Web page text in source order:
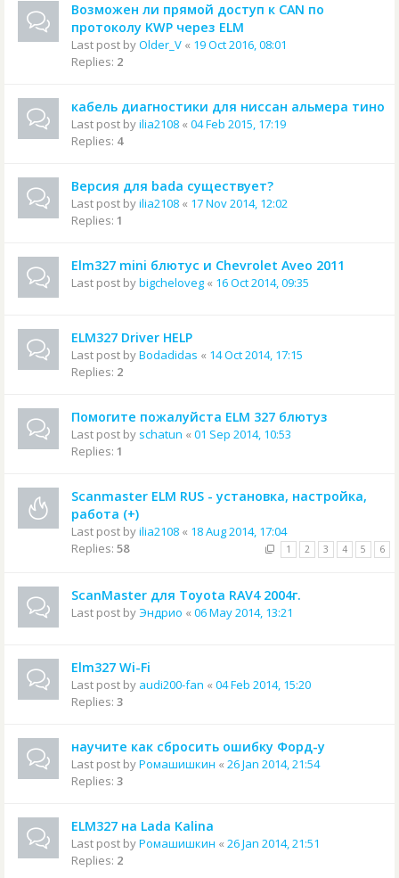
Возможен ли прямой доступ к CAN по
протоколу KWP через ELM
Last post byOlder_V « 19 Oct 2016, 08:01
Replies: 2
кабель диагностики для ниссан альмера тино
Last post byilia2108 « 04 Feb 2015, 17:19
Replies: 4
Версия для bada существует?
Last post byilia2108 « 17 Nov 2014, 12:02
Replies: 1
Elm327 mini блютус и Chevrolet Aveo 2011
Last post bybigcheloveg « 16 Oct 2014, 09:35
ELM327 Driver HELP
Last post byBodadidas « 14 Oct 2014, 17:15
Replies: 2
Помогите пожалуйста ELM 327 блютуз
Last post by schatun « 01 Sep 2014, 10:53
Replies: 1
Scanmaster ELM RUS - установка, настройка,
работа (+)
Last post byilia2108 « 18 Aug 2014, 17:04
Replies: 58 1 2 3 4 5 6
ScanMaster для Toyota RAV4 2004г.
Last post byЭндрио « 06 May 2014, 13:21
Elm327 Wi-Fi
Last post by audi200-fan « 04 Feb 2014, 15:20
Replies: 3
научите как сбросить ошибку Форд-у
Last post byРомашишкин « 26 Jan 2014, 21:54
Replies: 3
ELM327 на Lada Kalina
Last post byРомашишкин « 26 Jan 2014, 21:51
Replies: 2